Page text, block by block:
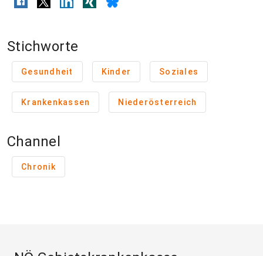
Stichworte
Gesundheit Kinder Soziales
Krankenkassen Niederösterreich
Channel
Chronik